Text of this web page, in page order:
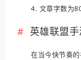
4. 文章字数为
英雄联盟
在当今快节奏